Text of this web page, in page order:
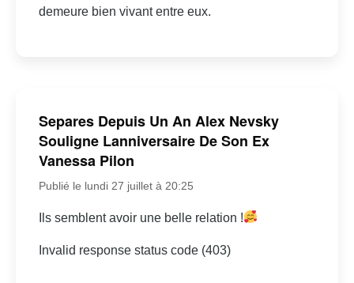
demeure bien vivant entre eux.
Separes Depuis Un An Alex Nevsky
Souligne Lanniversaire De Son Ex
Vanessa Pilon
Publié le lundi 27 juillet à 20:25
Ils semblent avoir une belle relation !
Invalid response status code (403)